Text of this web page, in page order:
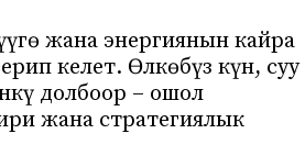
жана энергиянын кайра
келет. Өлкөбүз күн, суу
долбоор – ошол
жана стратегиялык